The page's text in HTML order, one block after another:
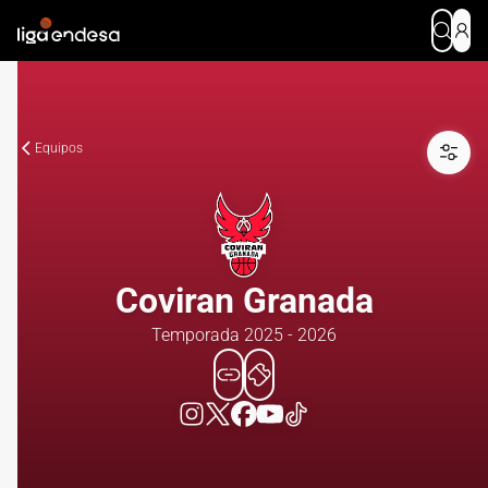
Equipos
Coviran Granada
Temporada 2025 - 2026